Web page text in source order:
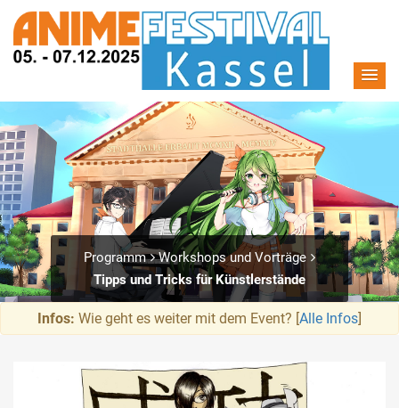
Programm
Workshops und Vorträge
Tipps und Tricks für Künstlerstände
Infos: Wie geht es weiter mit dem Event? [Alle Infos]